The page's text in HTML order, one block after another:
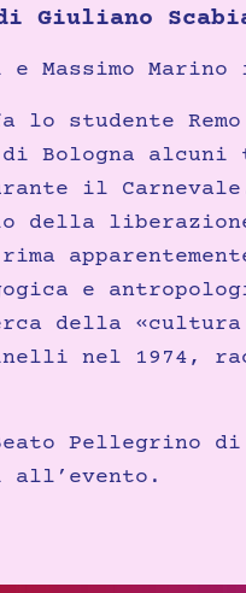
Giuliano
e Massimo
lo studente
di Bologna
il
della
e
della
nel 1974,
Pellegrino